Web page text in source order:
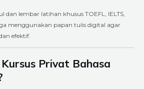
dan lembar latihan khusus TOEFL, IELTS,
menggunakan papan tulis digital agar
efektif.
Privat Bahasa